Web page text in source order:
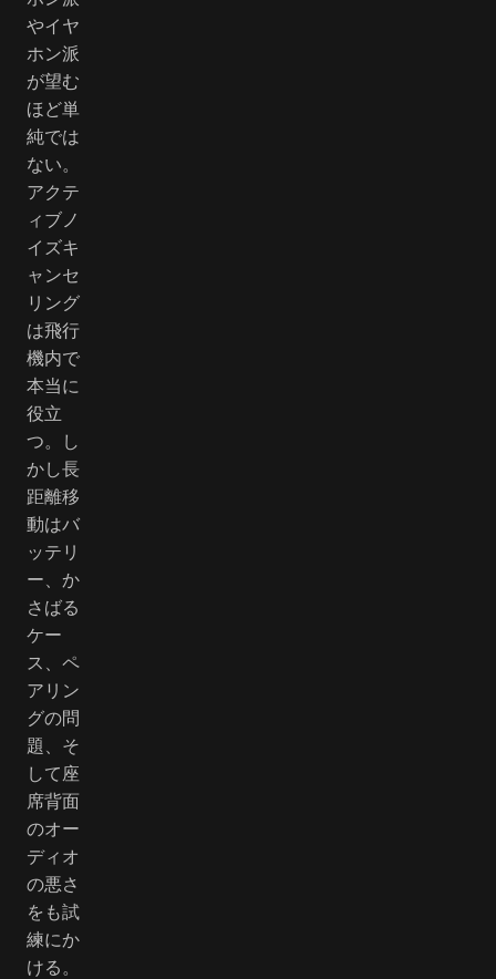
やイヤ
ホン派
が望む
ほど単
純では
ない。
アクテ
ィブノ
イズキ
ャンセ
リング
は飛行
機内で
本当に
役立
つ。し
かし長
距離移
動はバ
ッテリ
ー、か
さばる
ケー
ス、ペ
アリン
グの問
題、そ
して座
席背面
のオー
ディオ
の悪さ
をも試
練にか
ける。